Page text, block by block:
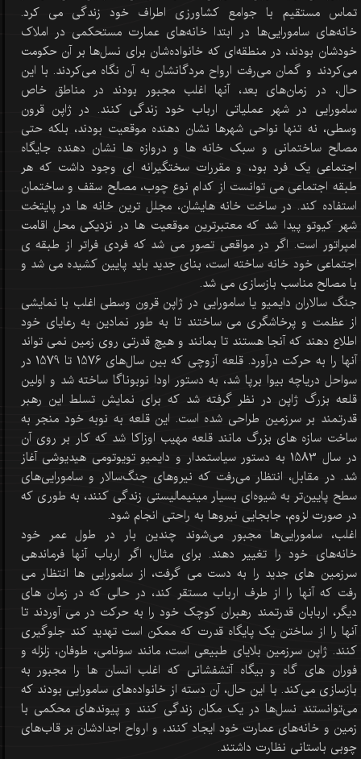
تماس مستقیم با جوامع کشاورزی اطراف خود زندگی می کرد.
خانه‌های سامورایی‌ها در ابتدا خانه‌های عمارت مستحکمی در املاک
خودشان بودند، در منطقه‌ای که خانواده‌شان برای نسل‌ها بر آن حکومت
می‌کردند و گمان می‌رفت ارواح مردگانشان به آن نگاه می‌کردند. با این
حال، در زمان‌های بعد، آنها اغلب مجبور بودند در مناطق خاص
سامورایی در شهر عملیاتی ارباب خود زندگی کنند. در ژاپن قرون
وسطی، نه تنها نواحی شهرها نشان دهنده موقعیت بودند، بلکه حتی
مصالح ساختمانی و سبک خانه ها و دروازه ها نشان دهنده جایگاه
اجتماعی یک فرد بود، و مقررات سختگیرانه ای وجود داشت که هر
طبقه اجتماعی می توانست از کدام نوع چوب، مصالح سقف و ساختمان
استفاده کند. در ساخت خانه هایشان، مجلل ترین خانه ها در پایتخت
شهر کیوتو پیدا شد که معتبرترین موقعیت ها در نزدیکی محل اقامت
امپراتور است. اگر در مواقعی تصور می شد که فردی فراتر از طبقه ی
اجتماعی خود خانه ساخته است، بنای جدید باید پایین کشیده می شد و
با مصالح مناسب بازسازی می شد.
جنگ سالاران دایمیو یا سامورایی در ژاپن قرون وسطی اغلب با نمایشی
از عظمت و پرخاشگری می ساختند تا به طور نمادین به رعایای خود
اطلاع دهند که آنجا هستند تا بمانند و هیچ قدرتی روی زمین نمی تواند
آنها را به حرکت درآورد. قلعه آزوچی که بین سال‌های 1576 تا 1579 در
سواحل دریاچه بیوا برپا شد، به دستور اودا نوبوناگا ساخته شد و اولین
قلعه بزرگ ژاپن در نظر گرفته شد که برای نمایش تسلط این رهبر
قدرتمند بر سرزمین طراحی شده است. این قلعه به نوبه خود منجر به
ساخت سازه های بزرگ مانند قلعه مهیب اوزاکا شد که کار بر روی آن
در سال 1583 به دستور سیاستمدار و دایمیو تویوتومی هیدیوشی آغاز
شد. در مقابل، انتظار می‌رفت که نیروهای جنگ‌سالار و سامورایی‌های
سطح پایین‌تر به شیوه‌ای بسیار مینیمالیستی زندگی کنند، به طوری که
در صورت لزوم، جابجایی نیروها به راحتی انجام شود.
اغلب، سامورایی‌ها مجبور می‌شوند چندین بار در طول عمر خود
خانه‌های خود را تغییر دهند. برای مثال، اگر ارباب آنها فرماندهی
سرزمین های جدید را به دست می گرفت، از سامورایی ها انتظار می
رفت که آنها را از طرف ارباب مستقر کند، در حالی که در زمان های
دیگر، اربابان قدرتمند رهبران کوچک خود را به حرکت در می آوردند تا
آنها را از ساختن یک پایگاه قدرت که ممکن است تهدید کند جلوگیری
کنند. ژاپن سرزمین بلایای طبیعی است، مانند سونامی، طوفان، زلزله و
فوران های گاه و بیگاه آتشفشانی که اغلب انسان ها را مجبور به
بازسازی می‌کند. با این حال، آن دسته از خانواده‌های سامورایی بودند که
می‌توانستند نسل‌ها در یک مکان زندگی کنند و پیوندهای محکمی با
زمین و خانه‌های عمارت خود ایجاد کنند، و ارواح اجدادشان بر قاب‌های
چوبی باستانی نظارت داشتند.